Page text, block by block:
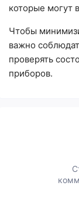
которые могут
Чтобы
важно
проверять
приборов.